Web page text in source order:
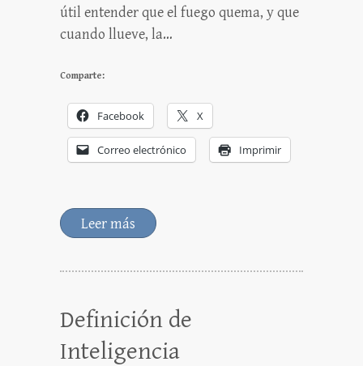
útil entender que el fuego quema, y que
cuando llueve, la…
Comparte:
Facebook X
Correo electrónico Imprimir
Leer más
Definición de
Inteligencia